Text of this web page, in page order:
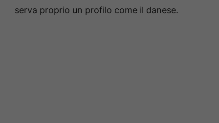
serva proprio un profilo come il danese.